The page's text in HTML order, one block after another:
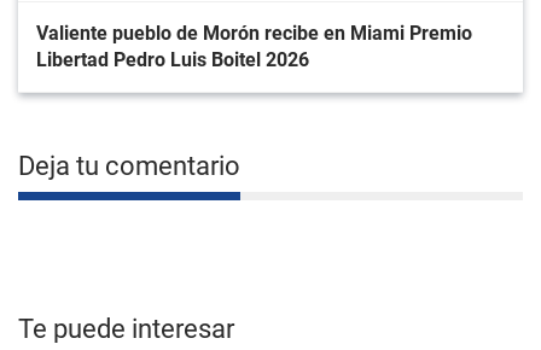
Valiente pueblo de Morón recibe en Miami Premio
Libertad Pedro Luis Boitel 2026
Deja tu comentario
Te puede interesar